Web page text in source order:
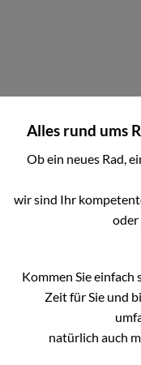
Alles rund ums
Ob ein neues Rad,
wir sind Ihr
oder
Kommen Sie
Zeit für Sie und
natürlich auch